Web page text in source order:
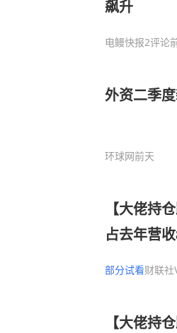
飙升
电鳗快报2评论
外资二季
环球网前天
【大佬持
占去年营
部分试看财联社
【大佬持